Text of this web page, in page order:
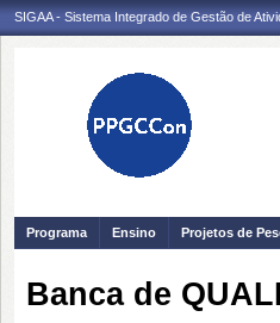
SIGAA - Sistema Integrado de Gestão de
Programa Ensino Projetos de
Banca de